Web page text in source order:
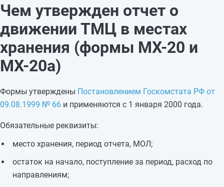
Чем утвержден отчет о
движении ТМЦ в местах
хранения (формы МХ-20 и
МХ-20а)
Формы утверждены Постановлением Госкомстата РФ от
09.08.1999 № 66 и применяются с 1 января 2000 года.
Обязательные реквизиты:
место хранения, период отчета, МОЛ;
остаток на начало, поступление за период, расход по
направлениям;